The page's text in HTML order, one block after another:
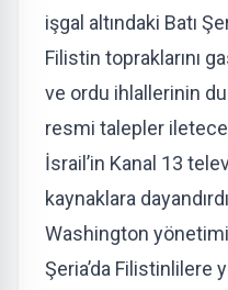
işgal altındaki Batı
Filistin topraklarını
ve ordu ihlallerinin
resmi talepler
İsrail’in Kanal 13
kaynaklara
Washington
Şeria’da Filistinlilere